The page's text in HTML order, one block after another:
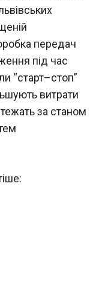
передач
під час
“старт–стоп”
витрати
за станом